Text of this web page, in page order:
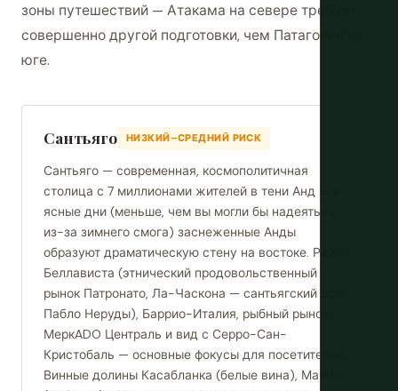
зоны путешествий — Атакама на севере требует
совершенно другой подготовки, чем Патагония на
юге.
Сантьяго НИЗКИЙ–СРЕДНИЙ РИСК
Сантьяго — современная, космополитичная
столица с 7 миллионами жителей в тени Анд — в
ясные дни (меньше, чем вы могли бы надеяться
из-за зимнего смога) заснеженные Анды
образуют драматическую стену на востоке. Район
Беллависта (этнический продовольственный
рынок Патронато, Ла-Часкона — сантьягский дом
Пабло Неруды), Баррио-Италия, рыбный рынок
МеркADO Централь и вид с Серро-Сан-
Кристобаль — основные фокусы для посетителей.
Винные долины Касабланка (белые вина), Майпо